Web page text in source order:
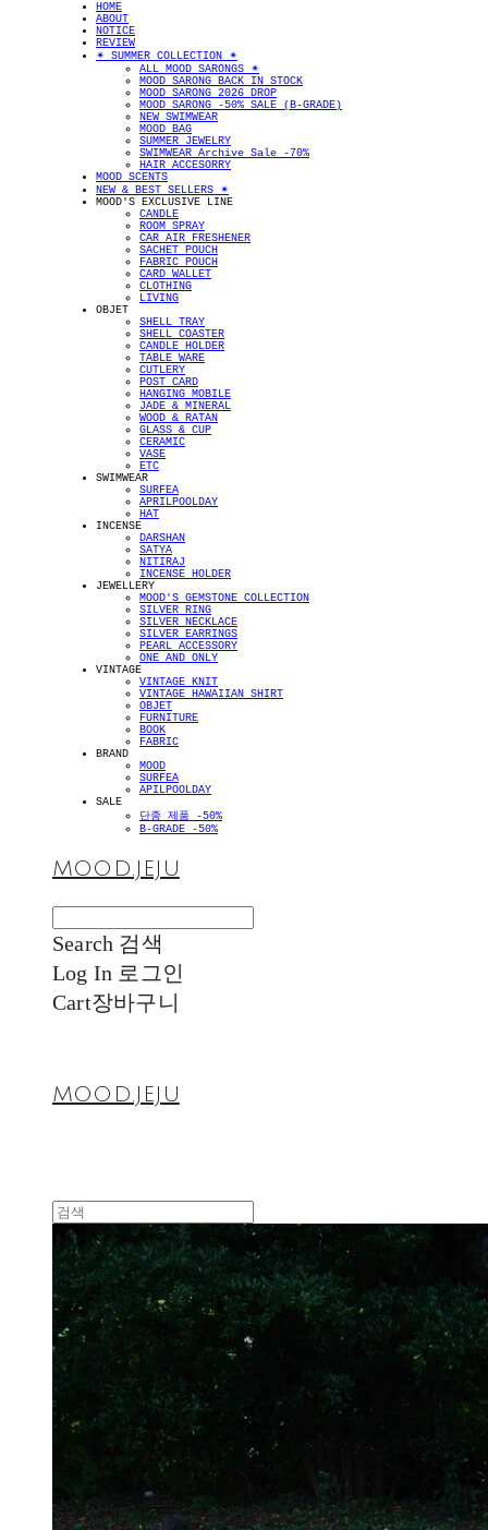
HOME
ABOUT
NOTICE
REVIEW
✴︎ SUMMER COLLECTION ✴︎
ALL MOOD SARONGS ✴︎
MOOD SARONG BACK IN STOCK
MOOD SARONG 2026 DROP
MOOD SARONG -50% SALE (B-GRADE)
NEW SWIMWEAR
MOOD BAG
SUMMER JEWELRY
SWIMWEAR Archive Sale -70%
HAIR ACCESORRY
MOOD SCENTS
NEW & BEST SELLERS ✴︎
MOOD'S EXCLUSIVE LINE
CANDLE
ROOM SPRAY
CAR AIR FRESHENER
SACHET POUCH
FABRIC POUCH
CARD WALLET
CLOTHING
LIVING
OBJET
SHELL TRAY
SHELL COASTER
CANDLE HOLDER
TABLE WARE
CUTLERY
POST CARD
HANGING MOBILE
JADE & MINERAL
WOOD & RATAN
GLASS & CUP
CERAMIC
VASE
ETC
SWIMWEAR
SURFEA
APRILPOOLDAY
HAT
INCENSE
DARSHAN
SATYA
NITIRAJ
INCENSE HOLDER
JEWELLERY
MOOD'S GEMSTONE COLLECTION
SILVER RING
SILVER NECKLACE
SILVER EARRINGS
PEARL ACCESSORY
ONE AND ONLY
VINTAGE
VINTAGE KNIT
VINTAGE HAWAIIAN SHIRT
OBJET
FURNITURE
BOOK
FABRIC
BRAND
MOOD
SURFEA
APILPOOLDAY
SALE
단종 제품 -50%
B-GRADE -50%
MOOD.JEJU
Search 검색
Log In 로그인
Cart장바구니
MOOD.JEJU